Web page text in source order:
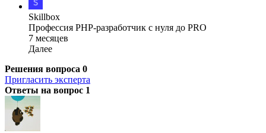
Skillbox
Профессия PHP-разработчик с нуля до PRO
7 месяцев
Далее
Решения вопроса 0
Пригласить эксперта
Ответы на вопрос 1